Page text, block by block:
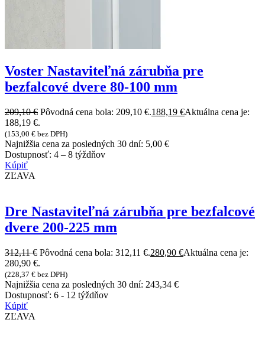
Voster Nastaviteľná zárubňa pre
bezfalcové dvere 80-100 mm
209,10€ Pôvodná cena bola: 209,10 €.188,19 €Aktuálna cena je:
188,19 €.
(153,00 € bez DPH)
Najnižšia cena za posledných 30 dní: 5,00 €
Dostupnosť: 4 – 8 týždňov
Kúpiť
ZĽAVA
Dre Nastaviteľná zárubňa pre bezfalcové
dvere 200-225 mm
312,11€ Pôvodná cena bola: 312,11 €.280,90 €Aktuálna cena je:
280,90 €.
(228,37 € bez DPH)
Najnižšia cena za posledných 30 dní: 243,34 €
Dostupnosť: 6 - 12 týždňov
Kúpiť
ZĽAVA